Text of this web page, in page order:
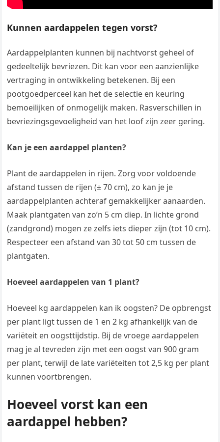
Kunnen aardappelen tegen vorst?
Aardappelplanten kunnen bij nachtvorst geheel of
gedeeltelijk bevriezen. Dit kan voor een aanzienlijke
vertraging in ontwikkeling betekenen. Bij een
pootgoedperceel kan het de selectie en keuring
bemoeilijken of onmogelijk maken. Rasverschillen in
bevriezingsgevoeligheid van het loof zijn zeer gering.
Kan je een aardappel planten?
Plant de aardappelen in rijen. Zorg voor voldoende
afstand tussen de rijen (± 70 cm), zo kan je je
aardappelplanten achteraf gemakkelijker aanaarden.
Maak plantgaten van zo’n 5 cm diep. In lichte grond
(zandgrond) mogen ze zelfs iets dieper zijn (tot 10 cm).
Respecteer een afstand van 30 tot 50 cm tussen de
plantgaten.
Hoeveel aardappelen van 1 plant?
Hoeveel kg aardappelen kan ik oogsten? De opbrengst
per plant ligt tussen de 1 en 2 kg afhankelijk van de
variëteit en oogsttijdstip. Bij de vroege aardappelen
mag je al tevreden zijn met een oogst van 900 gram
per plant, terwijl de late variëteiten tot 2,5 kg per plant
kunnen voortbrengen.
Hoeveel vorst kan een
aardappel hebben?